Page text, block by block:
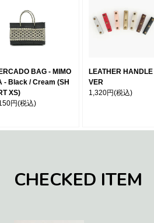
BAG - MIMO
- Black / Cream (SH
XS)
円(税込)
LEATHER HANDLE
VER
1,320円(税込)
CHECKED ITEM